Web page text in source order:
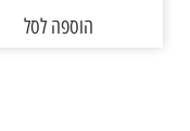
הוספה לסל